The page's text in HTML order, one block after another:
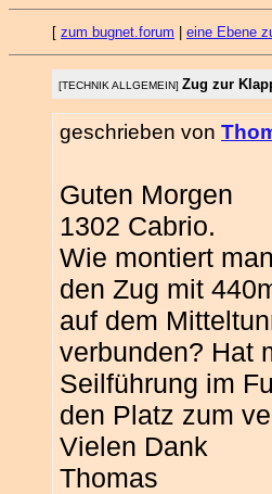
[ zum bugnet.forum eine Ebene
[TECHNIK ALLGEMEIN] Zug zur
geschrieben von
Guten Morgen
1302 Cabrio.
Wie montiert
den Zug mit
auf dem
verbunden? Hat
Seilführung im
den Platz zum
Vielen Dank
Thomas